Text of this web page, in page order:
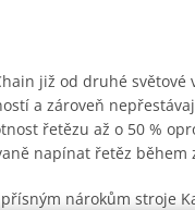
již od druhé
a zároveň
řetězu až o 50 %
napínat řetěz
nárokům stroje